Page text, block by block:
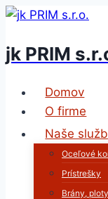
Skip
content
jk PRIM
Domov
O firme
Naše
Oceľové
Prístrešky
Brány,